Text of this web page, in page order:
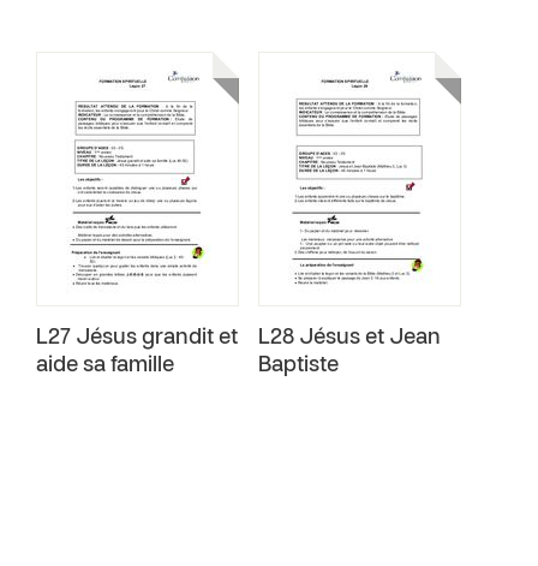
L27 Jésus grandit et
aide sa famille
L28 Jésus et Jean
Baptiste